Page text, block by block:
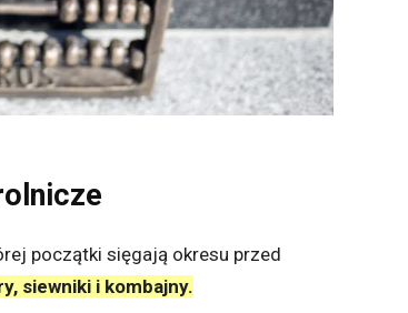
początki sięgają okresu przed
siewniki i kombajny.